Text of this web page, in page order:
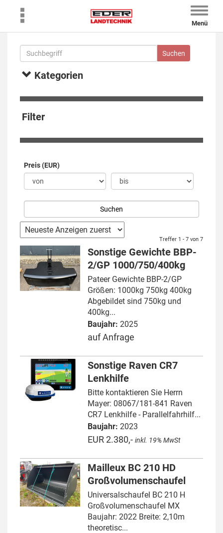
Toggle
Menü
Kategorien
Filter
Preis (EUR)
Treffer 1 - 7 von 7
Sonstige Gewichte BBP-
2/GP 1000/750/400kg
Pateer Gewichte BBP-2/GP
Größen: 1000kg 750kg 400kg
Abgebildet sind 750kg und
400kg...
Baujahr: 2025
auf Anfrage
Sonstige Raven CR7
Lenkhilfe
Bitte kontaktieren Sie Herrn
Mayer: 08067/181-841 Raven
CR7 Lenkhilfe - Parallelfahrhilf...
Baujahr: 2023
EUR 2.380,- inkl. 19% MwSt
Mailleux BC 210 HD
Großvolumenschaufel
Universalschaufel BC 210 H
Großvolumenschaufel MX
Baujahr: 2022 Breite: 2,10m
theoretisc...